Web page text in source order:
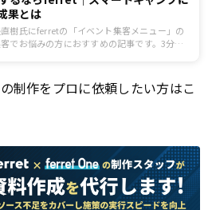
果とは
樹氏にferretの「イベント集客メニュー」の
でお悩みの方におすすめの記事です。3分ほ
制作をプロに依頼したい方はこ